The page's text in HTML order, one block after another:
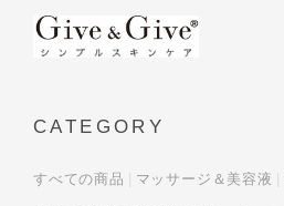
CATEGORY
すべての商品 マッサージ＆美容液